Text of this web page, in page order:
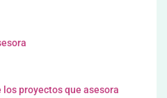
proyectos que asesora